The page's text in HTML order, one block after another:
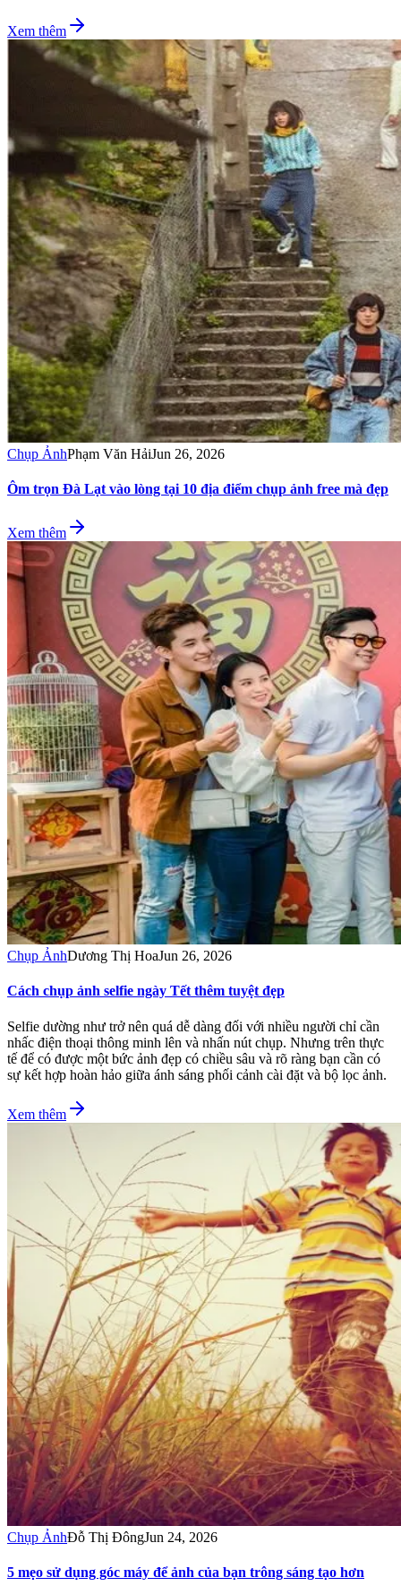
Xem thêm
Chụp ẢnhPhạm Văn HảiJun 26, 2026
Ôm trọn Đà Lạt vào lòng tại 10 địa điểm chụp ảnh free mà đẹp
Xem thêm
Chụp ẢnhDương Thị HoaJun 26, 2026
Cách chụp ảnh selfie ngày Tết thêm tuyệt đẹp
Selfie dường như trở nên quá dễ dàng đối với nhiều người chỉ cần
nhấc điện thoại thông minh lên và nhấn nút chụp. Nhưng trên thực
tế để có được một bức ảnh đẹp có chiều sâu và rõ ràng bạn cần có
sự kết hợp hoàn hảo giữa ánh sáng phối cảnh cài đặt và bộ lọc ảnh.
Xem thêm
Chụp ẢnhĐỗ Thị ĐôngJun 24, 2026
5 mẹo sử dụng góc máy để ảnh của bạn trông sáng tạo hơn